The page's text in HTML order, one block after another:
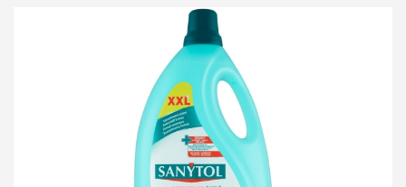
dlažbách. Výrobek v balení 5L dočasně není možné prodávat
široké veřejnosti. Výrobek (5L)je určen pouze pro
profesionální použití, při nákupu, prosím, uveďte IČ.